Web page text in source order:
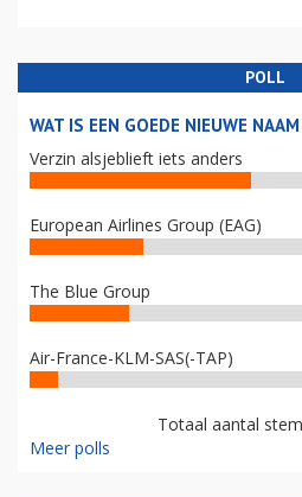
POLL
WAT IS EEN GOEDE NIEUWE
Verzin alsjeblieft iets anders
European Airlines Group (EAG)
The Blue Group
Air-France-KLM-SAS(-TAP)
Totaal aantal
Meer polls